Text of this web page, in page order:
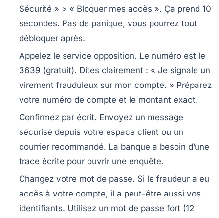
Sécurité » > « Bloquer mes accès ». Ça prend 10
secondes. Pas de panique, vous pourrez tout
débloquer après.
Appelez le service opposition. Le numéro est le
3639 (gratuit). Dites clairement : « Je signale un
virement frauduleux sur mon compte. » Préparez
votre numéro de compte et le montant exact.
Confirmez par écrit. Envoyez un message
sécurisé depuis votre espace client ou un
courrier recommandé. La banque a besoin d’une
trace écrite pour ouvrir une enquête.
Changez votre mot de passe. Si le fraudeur a eu
accès à votre compte, il a peut-être aussi vos
identifiants. Utilisez un mot de passe fort (12